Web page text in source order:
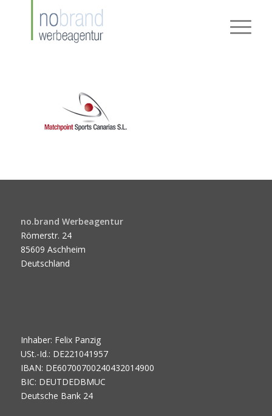
no.brand Werbeagentur
Römerstr. 24
85609 Aschheim
Deutschland
Inhaber: Felix Panzig
USt.-Id.: DE221041957
IBAN: DE60700700240432014900
BIC: DEUTDEDBMUC
Deutsche Bank 24